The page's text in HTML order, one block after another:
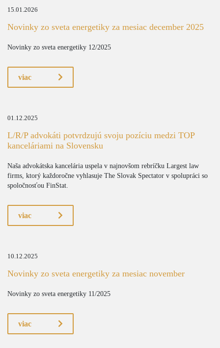
15.01.2026
Novinky zo sveta energetiky za mesiac december 2025
Novinky zo sveta energetiky 12/2025
viac
01.12.2025
L/R/P advokáti potvrdzujú svoju pozíciu medzi TOP
kanceláriami na Slovensku
Naša advokátska kancelária uspela v najnovšom rebríčku Largest law
firms, ktorý každoročne vyhlasuje The Slovak Spectator v spolupráci so
spoločnosťou FinStat.
viac
10.12.2025
Novinky zo sveta energetiky za mesiac november
Novinky zo sveta energetiky 11/2025
viac